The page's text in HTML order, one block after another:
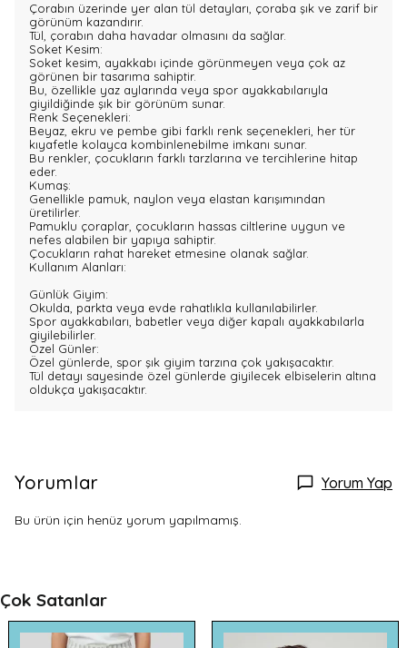
Çorabın üzerinde yer alan tül detayları, çoraba şık ve zarif bir
görünüm kazandırır.
Tül, çorabın daha havadar olmasını da sağlar.
Soket Kesim:
Soket kesim, ayakkabı içinde görünmeyen veya çok az
görünen bir tasarıma sahiptir.
Bu, özellikle yaz aylarında veya spor ayakkabılarıyla
giyildiğinde şık bir görünüm sunar.
Renk Seçenekleri:
Beyaz, ekru ve pembe gibi farklı renk seçenekleri, her tür
kıyafetle kolayca kombinlenebilme imkanı sunar.
Bu renkler, çocukların farklı tarzlarına ve tercihlerine hitap
eder.
Kumaş:
Genellikle pamuk, naylon veya elastan karışımından
üretilirler.
Pamuklu çoraplar, çocukların hassas ciltlerine uygun ve
nefes alabilen bir yapıya sahiptir.
Çocukların rahat hareket etmesine olanak sağlar.
Kullanım Alanları:
Günlük Giyim:
Okulda, parkta veya evde rahatlıkla kullanılabilirler.
Spor ayakkabıları, babetler veya diğer kapalı ayakkabılarla
giyilebilirler.
Özel Günler:
Özel günlerde, spor şık giyim tarzına çok yakışacaktır.
Tül detayı sayesinde özel günlerde giyilecek elbiselerin altına
oldukça yakışacaktır.
Yorumlar Yorum Yap
Bu ürün için henüz yorum yapılmamış.
Çok Satanlar